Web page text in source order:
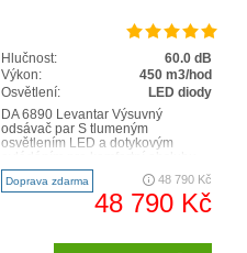
Hlučnost:
60.0 dB
Výkon:
450 m3/hod
Osvětlení:
LED diody
DA 6890 Levantar Výsuvný
odsávač par S tlumeným
osvětlením LED a dotykovým
Komfortní – motorické otevření těla
o..
Doprava zdarma 48 790 Kč
48 790 Kč